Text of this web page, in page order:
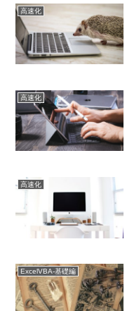
高速化
高速化
高速化
ExcelVBA-基礎編